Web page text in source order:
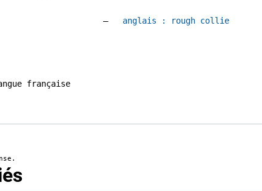
française
Accéder à la fiche en
anglais : rough collie
: